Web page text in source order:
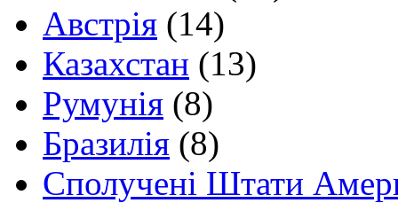
Австрія (14)
Казахстан (13)
Румунія (8)
Бразилія (8)
Сполучені Штати